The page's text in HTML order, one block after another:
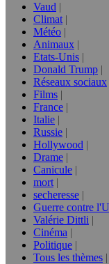
Vaud
Climat
Météo
Animaux
Etats-Unis
Donald Trump
Réseaux sociaux
Films
France
Italie
Russie
Hollywood
Drame
Canicule
mort
secheresse
Guerre contre
Valérie Dittli
Cinéma
Politique
Tous les thèmes